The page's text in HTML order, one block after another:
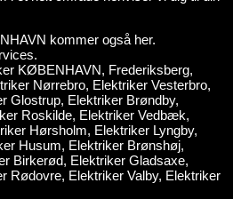
kommer også her.
KØBENHAVN, Frederiksberg,
Nørrebro, Elektriker Vesterbro,
Glostrup, Elektriker Brøndby,
Roskilde, Elektriker Vedbæk,
Hørsholm, Elektriker Lyngby,
Husum, Elektriker Brønshøj,
Birkerød, Elektriker Gladsaxe,
Rødovre, Elektriker Valby, Elektriker